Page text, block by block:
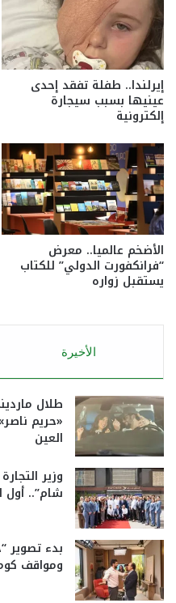
إيرلندا.. طفلة تفقد إحدى
عينيها بسبب سيجارة
إلكترونية
الأضخم عالميا.. معرض
“فرانكفورت الدولي” للكتاب
يستقبل زواره
الأخيرة
طلال
«حريم
العين
وزير
شام”.. أول
بدء تصوير
ومواقف